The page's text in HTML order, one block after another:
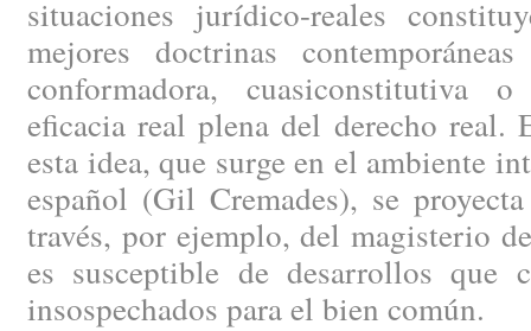
situaciones jurídico-reales
mejores doctrinas
conformadora, cuasiconstitutiva
eficacia real plena del derecho real.
esta idea, que surge en el ambiente
español (Gil Cremades), se
través, por ejemplo, del magisterio
es susceptible de desarrollos que
insospechados para el bien común.